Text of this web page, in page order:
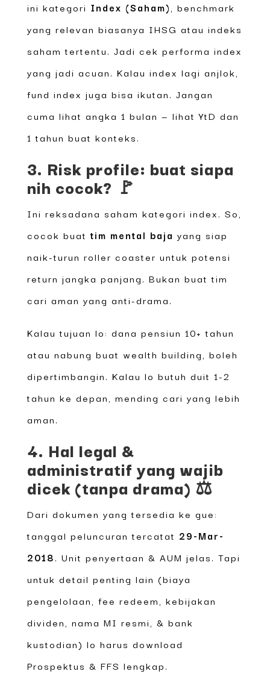
ini kategori Index (Saham) , benchmark
yang relevan biasanya IHSG atau indeks
saham tertentu. Jadi cek performa index
yang jadi acuan. Kalau index lagi anjlok,
fund index juga bisa ikutan. Jangan
cuma lihat angka 1 bulan — lihat YtD dan
1 tahun buat konteks.
3. Risk profile: buat siapa
nih cocok? 🚩
Ini reksadana saham kategori index. So,
cocok buattim mental baja yang siap
naik-turun roller coaster untuk potensi
return jangka panjang. Bukan buat tim
cari aman yang anti-drama.
Kalau tujuan lo: dana pensiun 10+ tahun
atau nabung buat wealth building, boleh
dipertimbangin. Kalau lo butuh duit 1-2
tahun ke depan, mending cari yang lebih
aman.
4. Hal legal &
administratif yang wajib
dicek (tanpa drama) ⚖️
Dari dokumen yang tersedia ke gue:
tanggal peluncuran tercatat 29-Mar-
2018. Unit penyertaan & AUM jelas. Tapi
untuk detail penting lain (biaya
pengelolaan, fee redeem, kebijakan
dividen, nama MI resmi, & bank
kustodian) lo harus download
Prospektus & FFS lengkap.